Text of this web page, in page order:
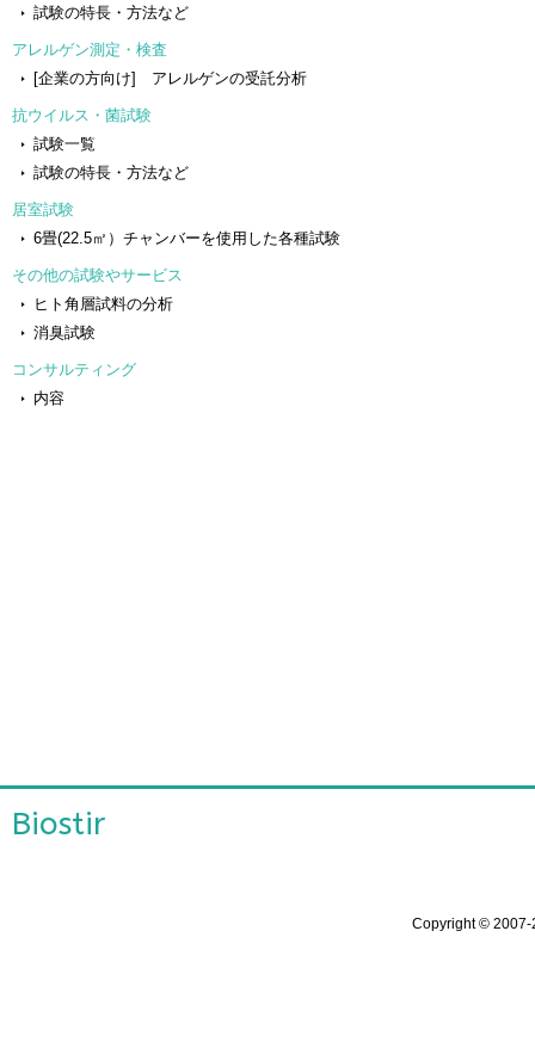
試験の特長・方法など
アレルゲン測定・検査
[企業の方向け] アレルゲンの受託分析
抗ウイルス・菌試験
試験一覧
試験の特長・方法など
居室試験
6畳(22.5㎡）チャンバーを使用した各種試験
その他の試験やサービス
ヒト角層試料の分析
消臭試験
コンサルティング
内容
Biostir
Copyright © 2007-